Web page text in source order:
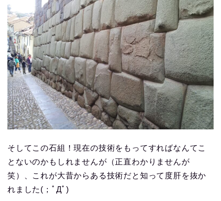
そしてこの石組！現在の技術をもってすればなんてこ
とないのかもしれませんが（正直わかりませんが
笑）、これが大昔からある技術だと知って度肝を抜か
れました(；ﾟДﾟ)